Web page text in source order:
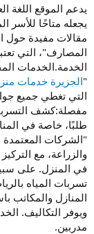
يدعم الموقع اللغة
يجعله متاحًا للأسر
مقالات مفيدة حول
المصارف"، التي
الخدمة.الخدمات
"الجزيرة خدمات
التي تغطي جميع
مفصلة:كشف
طلبًا، خاصة في
"الشركات المعتمدة
والزراعة، مع
في المنزل. على
تسربات المياه
المنازل والمكاتب
ويوفر التكاليف.
مدربين.